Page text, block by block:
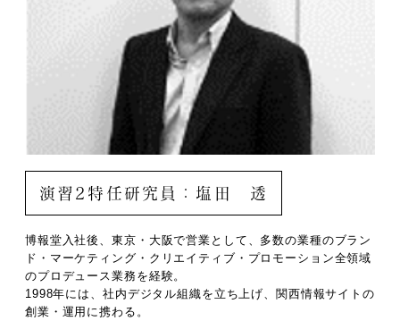
演習2特任研究員：塩田 透
博報堂入社後、東京・大阪で営業として、多数の業種のブラン
ド・マーケティング・クリエイティブ・プロモーション全領域
のプロデュース業務を経験。
1998年には、社内デジタル組織を立ち上げ、関西情報サイトの
創業・運用に携わる。